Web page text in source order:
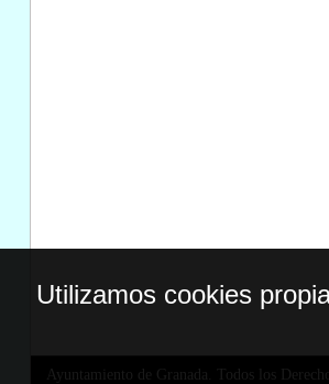
Ayuntamiento de Granada. Todos los
Utilizamos cookies